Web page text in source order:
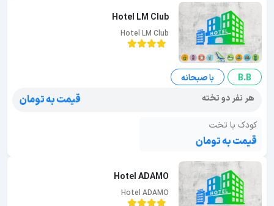
Hotel LM Club
Hotel LM Club
B.B
با صبحانه
هر نفر دو تخته
قیمت به تومان
کودک با تخت
قیمت به تومان
Hotel ADAMO
Hotel ADAMO